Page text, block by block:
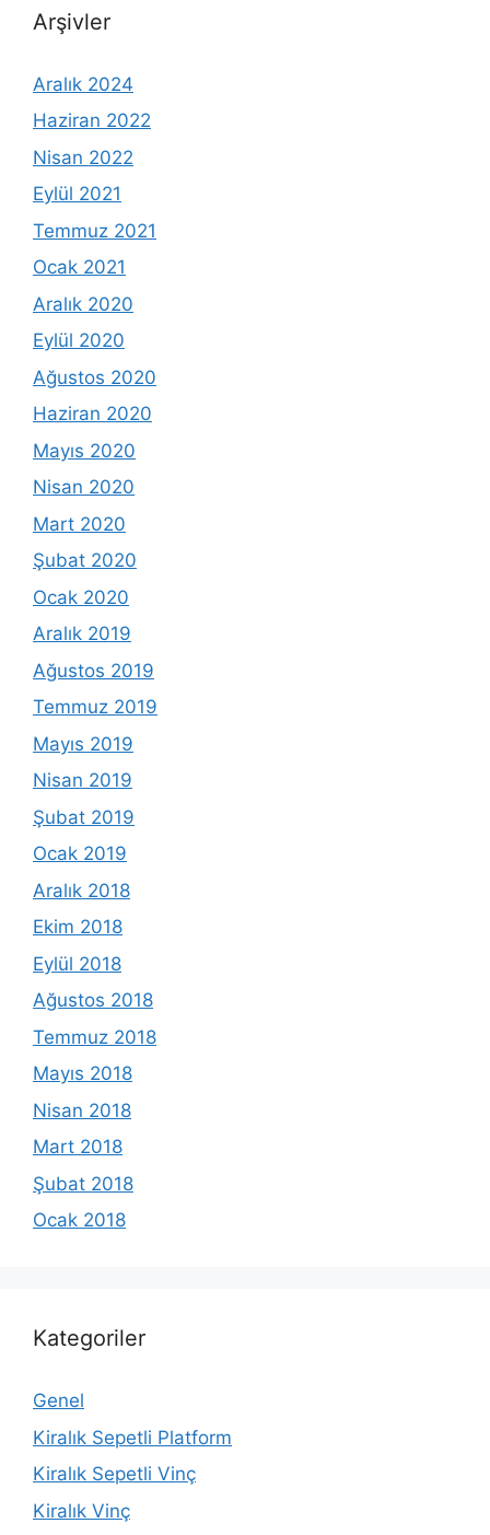
Arşivler
Aralık 2024
Haziran 2022
Nisan 2022
Eylül 2021
Temmuz 2021
Ocak 2021
Aralık 2020
Eylül 2020
Ağustos 2020
Haziran 2020
Mayıs 2020
Nisan 2020
Mart 2020
Şubat 2020
Ocak 2020
Aralık 2019
Ağustos 2019
Temmuz 2019
Mayıs 2019
Nisan 2019
Şubat 2019
Ocak 2019
Aralık 2018
Ekim 2018
Eylül 2018
Ağustos 2018
Temmuz 2018
Mayıs 2018
Nisan 2018
Mart 2018
Şubat 2018
Ocak 2018
Kategoriler
Genel
Kiralık Sepetli Platform
Kiralık Sepetli Vinç
Kiralık Vinç